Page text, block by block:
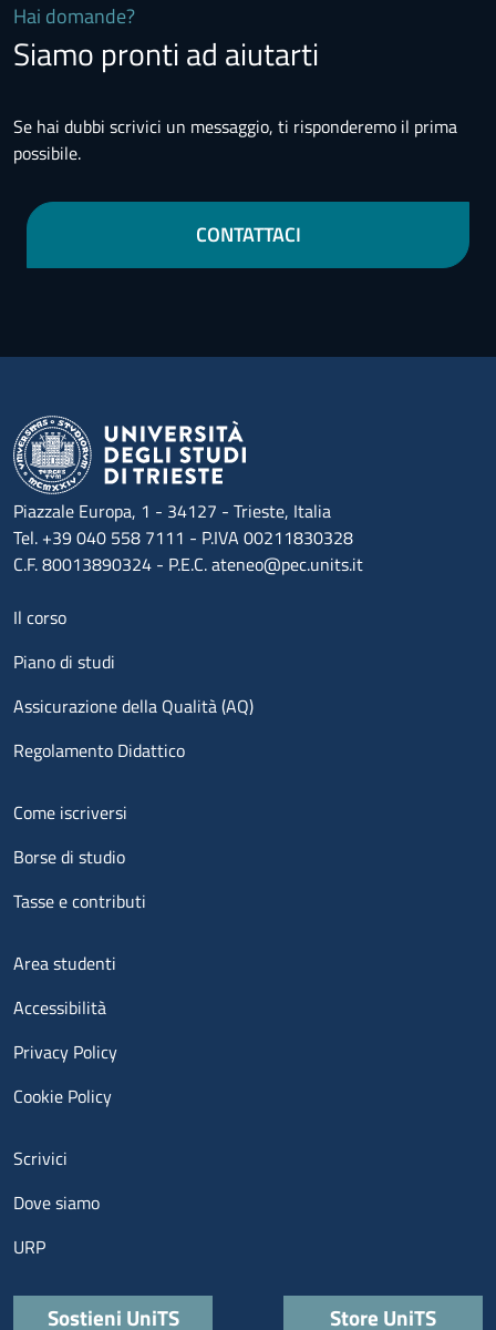
Hai domande?
Siamo pronti ad aiutarti
Se hai dubbi scrivici un messaggio, ti risponderemo il prima
possibile.
CONTATTACI
Piazzale Europa, 1 - 34127 - Trieste, Italia
Tel. +39 040 558 7111 - P.IVA 00211830328
C.F. 80013890324 - P.E.C. ateneo@pec.units.it
Menu footer 1
Il corso
Piano di studi
Assicurazione della Qualità (AQ)
Regolamento Didattico
Menu footer 2
Come iscriversi
Borse di studio
Tasse e contributi
Menu footer 3
Area studenti
Accessibilità
Privacy Policy
Cookie Policy
Menu contatti
Scrivici
Dove siamo
URP
Quick links
Sostieni UniTS Store UniTS